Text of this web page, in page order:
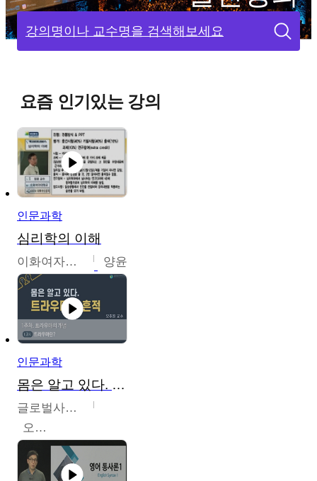
강의명이나 교수명을 검색해보세요
요즘 인기있는 강의
인문과학
심리학의 이해
이화여자대학교 양윤
인문과학
몸은 알고 있다. 트라우마의 흔적
글로벌사이버대학교
오주원